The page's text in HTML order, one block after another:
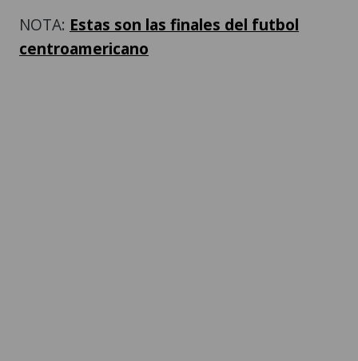
NOTA: Estas son las finales del futbol
centroamericano